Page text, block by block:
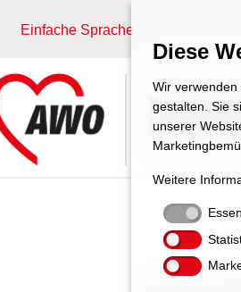
Einfache Sprache
Diese
Wir
gestalten. Sie
unserer
Weitere